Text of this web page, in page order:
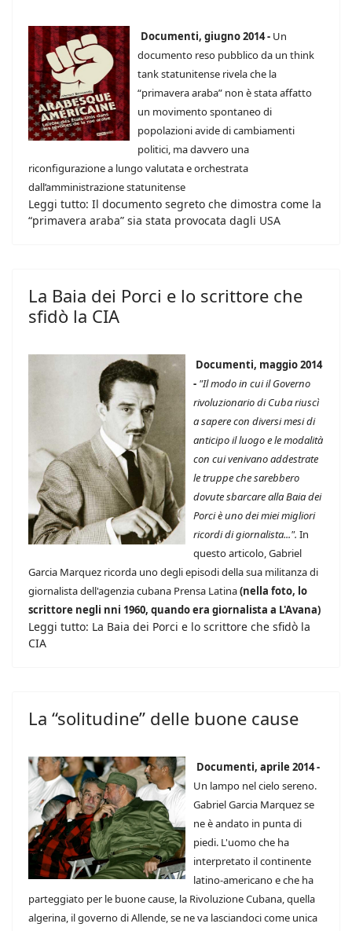
Documenti, giugno 2014 - Un
documento reso pubblico da un think
tank statunitense rivela che la
“primavera araba” non è stata affatto
un movimento spontaneo di
popolazioni avide di cambiamenti
politici, ma davvero una
riconfigurazione a lungo valutata e orchestrata
dall’amministrazione statunitense
Leggi tutto: Il documento segreto che dimostra come la
“primavera araba” sia stata provocata dagli USA
La Baia dei Porci e lo scrittore che
sfidò la CIA
Documenti, maggio 2014
- "Il modo in cui il Governo
rivoluzionario di Cuba riuscì
a sapere con diversi mesi di
anticipo il luogo e le modalità
con cui venivano addestrate
le truppe che sarebbero
dovute sbarcare alla Baia dei
Porci è uno dei miei migliori
ricordi di giornalista...". In
questo articolo, Gabriel
Garcia Marquez ricorda uno degli episodi della sua militanza di
giornalista dell'agenzia cubana Prensa Latina(nella foto, lo
scrittore negli nni 1960, quando era giornalista a L'Avana)
Leggi tutto: La Baia dei Porci e lo scrittore che sfidò la
CIA
La “solitudine” delle buone cause
Documenti, aprile 2014 -
Un lampo nel cielo sereno.
Gabriel Garcia Marquez se
ne è andato in punta di
piedi. L'uomo che ha
interpretato il continente
latino-americano e che ha
parteggiato per le buone cause, la Rivoluzione Cubana, quella
algerina, il governo di Allende, se ne va lasciandoci come unica